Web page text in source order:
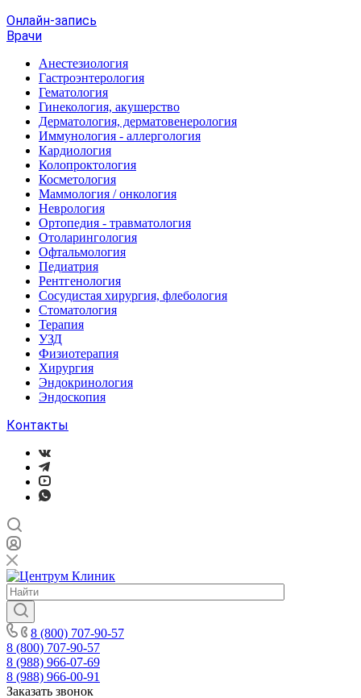
Онлайн-запись
Врачи
Анестезиология
Гастроэнтерология
Гематология
Гинекология, акушерство
Дерматология, дерматовенерология
Иммунология - аллергология
Кардиология
Колопроктология
Косметология
Маммология / онкология
Неврология
Ортопедия - травматология
Отоларингология
Офтальмология
Педиатрия
Рентгенология
Сосудистая хирургия, флебология
Стоматология
Терапия
УЗД
Физиотерапия
Хирургия
Эндокринология
Эндоскопия
Контакты
8 (800) 707-90-57
8 (800) 707-90-57
8 (988) 966-07-69
8 (988) 966-00-91
Заказать звонок